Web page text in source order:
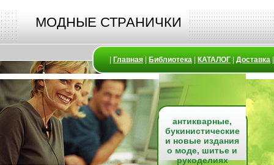
МОДНЫЕ СТРАНИЧКИ
Главная Библиотека КАТАЛОГ Доставка
антикварные,
букинистические
и новые издания
о моде, шитье и
рукоделиях